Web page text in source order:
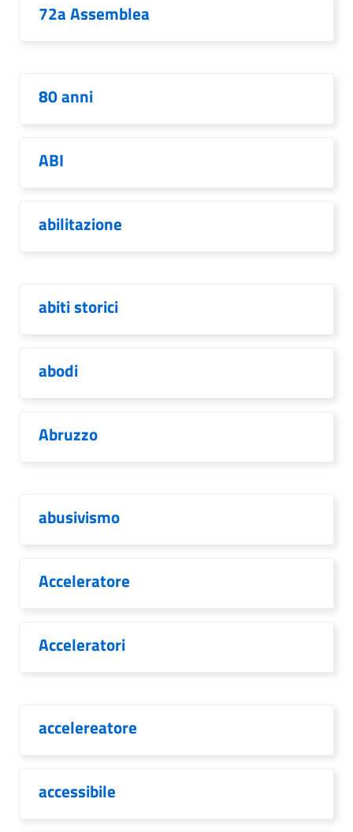
72a Assemblea
80 anni
ABI
abilitazione
abiti storici
abodi
Abruzzo
abusivismo
Acceleratore
Acceleratori
accelereatore
accessibile